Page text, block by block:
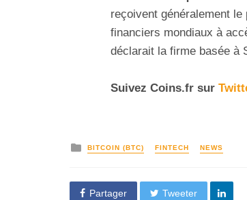
reçoivent généralement le
financiers mondiaux à
déclarait la firme basée à
Suivez Coins.fr sur
BITCOIN (BTC) FINTECH NEWS
Partager Tweeter